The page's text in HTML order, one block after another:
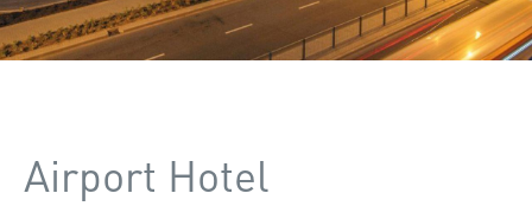
Airport Hotel